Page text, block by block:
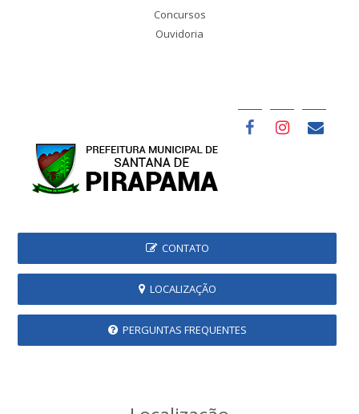
Concursos
Ouvidoria
CONTATO
LOCALIZAÇÃO
PERGUNTAS FREQUENTES